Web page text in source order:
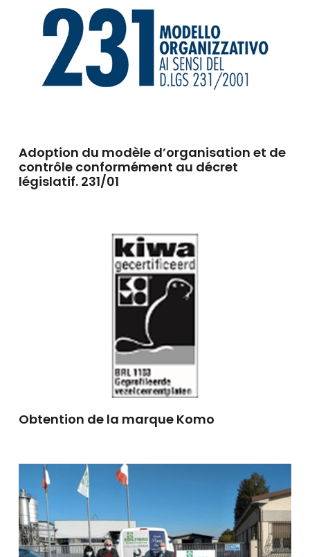
Adoption du modèle d’organisation et de
contrôle conformément au décret
législatif. 231/01
Obtention de la marque Komo